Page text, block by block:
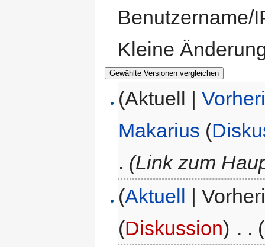
Benutzername/
Kleine
(Aktuell |
Makarius (
. (Link zum
(Aktuell |
(Diskussion) . .